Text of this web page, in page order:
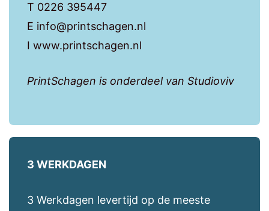
T 0226 395447
E info@printschagen.nl
I www.printschagen.nl
PrintSchagen is onderdeel van Studioviv
3 WERKDAGEN
3 Werkdagen levertijd op de meeste